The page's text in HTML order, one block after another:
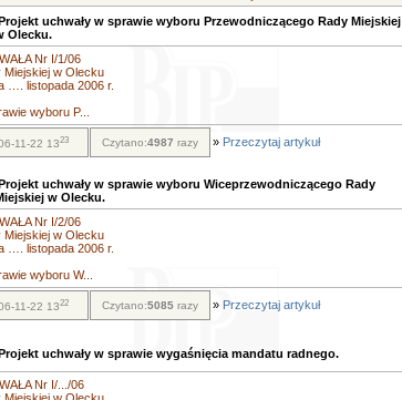
uchwały w sprawie wyboru Przewodniczącego Rady Miejskiej
Olecku.
Nr I/1/06
Miejskiej w Olecku
…. listopada 2006 r.
wyboru P...
11-22 1323 Czytano:4987 razy » Przeczytaj artykuł
uchwały w sprawie wyboru Wiceprzewodniczącego Rady
w Olecku.
Nr I/2/06
Miejskiej w Olecku
…. listopada 2006 r.
wyboru W...
11-22 1322 Czytano:5085razy » Przeczytaj artykuł
uchwały w sprawie wygaśnięcia mandatu radnego.
Nr I/.../06